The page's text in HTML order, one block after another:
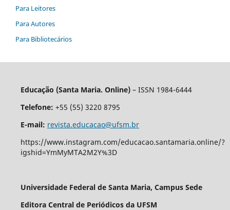
Para Leitores
Para Autores
Para Bibliotecários
Educação (Santa Maria. Online) – ISSN 1984-6444
Telefone: +55 (55) 3220 8795
E-mail: revista.educacao@ufsm.br
https://www.instagram.com/educacao.santamaria.online/?
igshid=YmMyMTA2M2Y%3D
Universidade Federal de Santa Maria, Campus Sede
Editora Central de Periódicos da UFSM